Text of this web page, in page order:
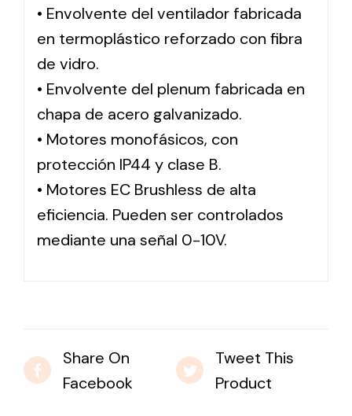
• Envolvente del ventilador fabricada
en termoplástico reforzado con fibra
de vidro.
• Envolvente del plenum fabricada en
chapa de acero galvanizado.
• Motores monofásicos, con
protección IP44 y clase B.
• Motores EC Brushless de alta
eficiencia. Pueden ser controlados
mediante una señal 0-10V.
Share On
Facebook
Tweet This
Product